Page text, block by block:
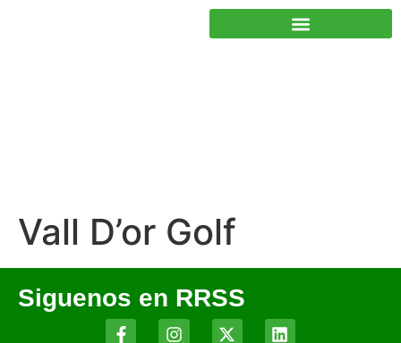
Vall D’or Golf
Siguenos en RRSS